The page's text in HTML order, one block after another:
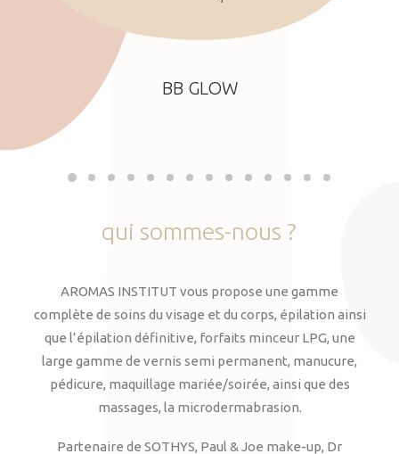
BB GLOW
qui sommes-nous ?
AROMAS INSTITUT vous propose une gamme
complète de soins du visage et du corps, épilation ainsi
que l’épilation définitive, forfaits minceur LPG, une
large gamme de vernis semi permanent, manucure,
pédicure, maquillage mariée/soirée, ainsi que des
massages, la microdermabrasion.
Partenaire de SOTHYS, Paul & Joe make-up, Dr